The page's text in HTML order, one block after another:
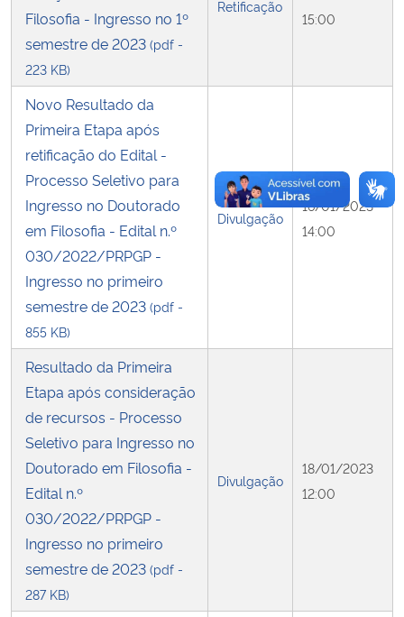
Filosofia - Ingresso no 1º
semestre de 2023 (pdf -
223 KB)
Retificação
15:00
Novo Resultado da
Primeira Etapa após
retificação do Edital -
Processo Seletivo para
Ingresso no Doutorado
em Filosofia - Edital n.º
030/2022/PRPGP -
Ingresso no primeiro
semestre de 2023 (pdf -
855 KB)
Divulgação
16/01/2023
14:00
Resultado da Primeira
Etapa após consideração
de recursos - Processo
Seletivo para Ingresso no
Doutorado em Filosofia -
Edital n.º
030/2022/PRPGP -
Ingresso no primeiro
semestre de 2023 (pdf -
287 KB)
Divulgação
18/01/2023
12:00